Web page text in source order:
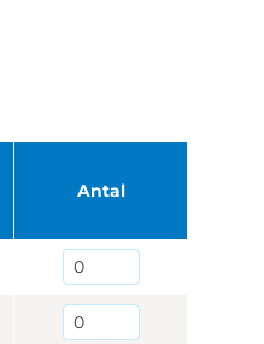
Antal